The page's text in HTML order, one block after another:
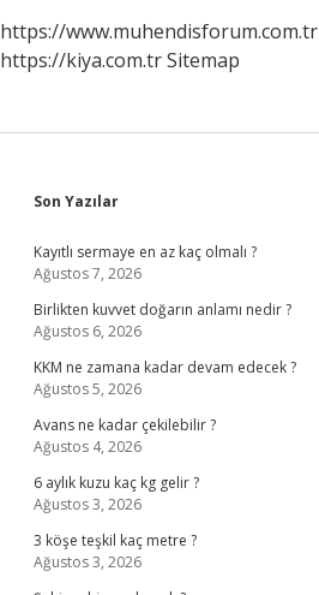
https://www.muhendisforum.com.tr
https://kiya.com.trSitemap
Sidebar
Son Yazılar
Kayıtlı sermaye en az kaç olmalı ?
Ağustos 7, 2026
Birlikten kuvvet doğarın anlamı nedir ?
Ağustos 6, 2026
KKM ne zamana kadar devam edecek ?
Ağustos 5, 2026
Avans ne kadar çekilebilir ?
Ağustos 4, 2026
6 aylık kuzu kaç kg gelir ?
Ağustos 3, 2026
3 köşe teşkil kaç metre ?
Ağustos 3, 2026